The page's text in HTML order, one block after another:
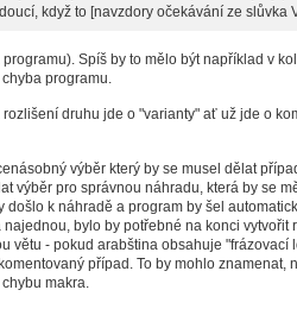
když to [navzdory očekávání ze slůvka
Spíš by to mělo být například v
programu.
druhu jde o "varianty" ať už jde o
výběr který by se musel dělat
výběr pro správnou náhradu, která by se
k náhradě a program by šel
bylo by potřebné na konci vytvořit
větu - pokud arabština obsahuje
případ. To by mohlo
makra.